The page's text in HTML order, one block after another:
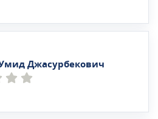
Джасурбекович